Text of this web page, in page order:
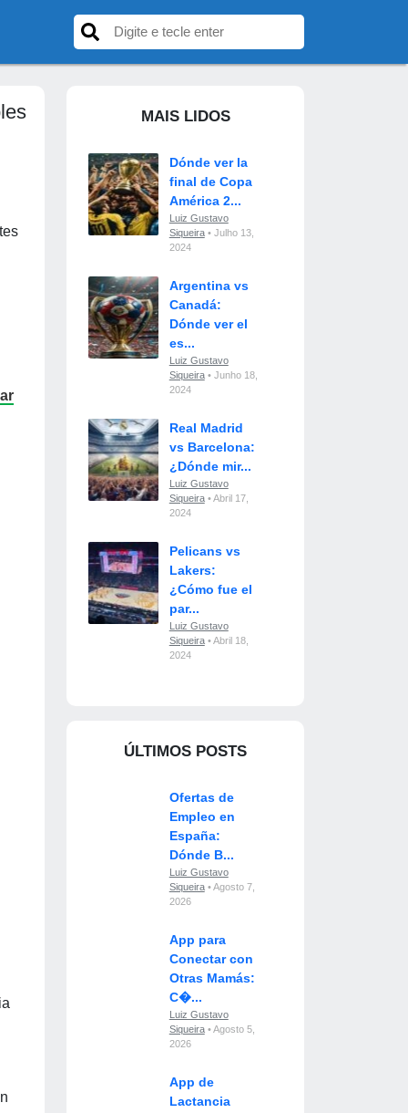
MAIS LIDOS
Dónde ver la
final de Copa
América 2...
Luiz Gustavo
Siqueira• Julho 13,
2024
Argentina vs
Canadá:
Dónde ver el
es...
Luiz Gustavo
Siqueira• Junho 18,
2024
Real Madrid
vs Barcelona:
¿Dónde mir...
Luiz Gustavo
Siqueira• Abril 17,
2024
Pelicans vs
Lakers:
¿Cómo fue el
par...
Luiz Gustavo
Siqueira• Abril 18,
2024
ÚLTIMOS POSTS
Ofertas de
Empleo en
España:
Dónde B...
Luiz Gustavo
Siqueira• Agosto 7,
2026
App para
Conectar con
Otras Mamás:
C�...
Luiz Gustavo
Siqueira• Agosto 5,
2026
App de
Lactancia